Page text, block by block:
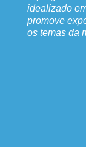
idealizado
promove
os temas da